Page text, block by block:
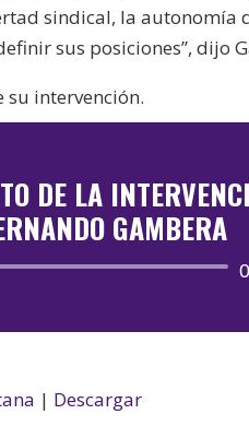
sindical, la autonomía
sus posiciones”, dijo
su intervención.
DE LA
GAMBERA
Reproductor
audio
| Descargar